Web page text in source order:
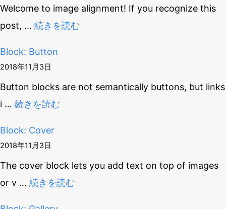
Welcome to image alignment! If you recognize this
post, … 続きを読む
Block: Button
2018年11月3日
Button blocks are not semantically buttons, but links
i … 続きを読む
Block: Cover
2018年11月3日
The cover block lets you add text on top of images
or v … 続きを読む